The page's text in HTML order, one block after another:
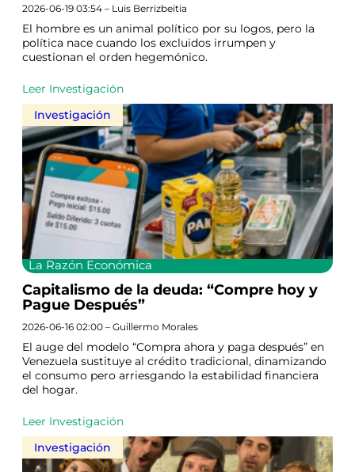
2026-06-19 03:54 – Luis Berrizbeitia
El hombre es un animal político por su logos, pero la
política nace cuando los excluidos irrumpen y
cuestionan el orden hegemónico.
Leer Investigación
Investigación
La Razón Económica
Capitalismo de la deuda: “Compre hoy y
Pague Después”
2026-06-16 02:00 – Guillermo Morales
El auge del modelo “Compra ahora y paga después” en
Venezuela sustituye al crédito tradicional, dinamizando
el consumo pero arriesgando la estabilidad financiera
del hogar.
Leer Investigación
Investigación